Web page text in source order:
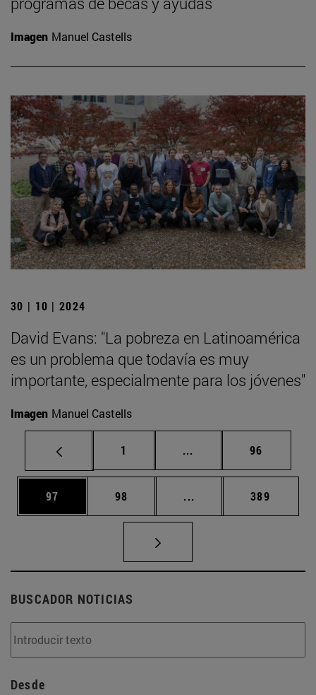
Imagen Manuel Castells
30 | 10 | 2024
David Evans: "La pobreza en Latinoamérica
es un problema que todavía es muy
importante, especialmente para los jóvenes"
Imagen Manuel Castells
Página
1 ... Páginas intermedias
Página
96
Página
97 Página
98 ... Páginas intermedias
Página
389
BUSCADOR NOTICIAS
Desde